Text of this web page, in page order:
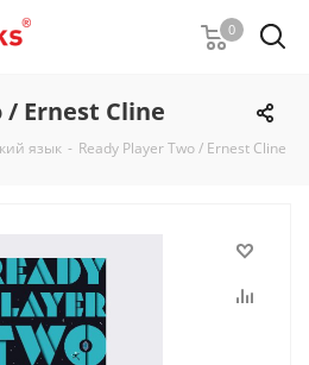
0
/ Ernest Cline
язык - Ready Player Two / Ernest Cline